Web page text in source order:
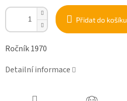
Přidat do košíku
Ročník 1970
Detailní informace